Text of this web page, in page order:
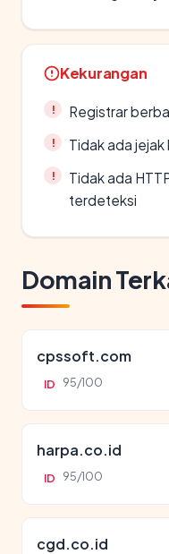
Kekurangan
Registrar
Tidak ada
Tidak ada
terdeteksi
Domain
cpssoft.com
ID 95/100
harpa.co.id
ID 95/100
cgd.co.id